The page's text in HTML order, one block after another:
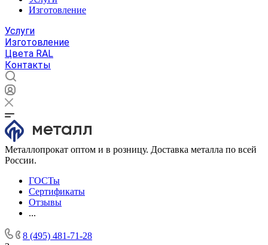
Изготовление
Услуги
Изготовление
Цвета RAL
Контакты
Металлопрокат оптом и в розницу. Доставка металла по всей
России.
ГОСТы
Сертификаты
Отзывы
...
8 (495) 481-71-28